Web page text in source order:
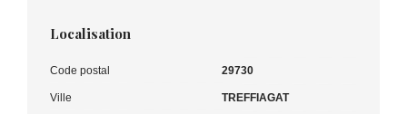
Localisation
Code postal 29730
Ville TREFFIAGAT